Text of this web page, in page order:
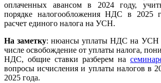
оплаченных авансом в 2024 году,
порядке налогообложения НДС в 2025
расчет единого налога на УСН.
На заметку: нюансы уплаты НДС на УСН
числе освобождение от уплаты налога,
НДС, общие ставки разберем на
вопросы исчисления и уплаты налогов в
2025 года.